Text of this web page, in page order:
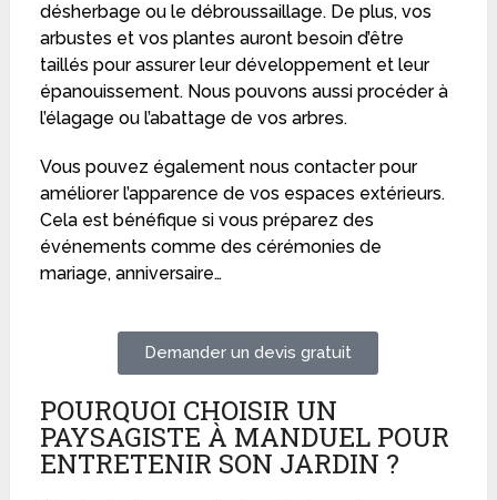
désherbage ou le débroussaillage. De plus, vos
arbustes et vos plantes auront besoin d’être
taillés pour assurer leur développement et leur
épanouissement. Nous pouvons aussi procéder à
l’élagage ou l’abattage de vos arbres.
Vous pouvez également nous contacter pour
améliorer l’apparence de vos espaces extérieurs.
Cela est bénéfique si vous préparez des
événements comme des cérémonies de
mariage, anniversaire…
Demander un devis gratuit
POURQUOI CHOISIR UN
PAYSAGISTE À MANDUEL POUR
ENTRETENIR SON JARDIN ?